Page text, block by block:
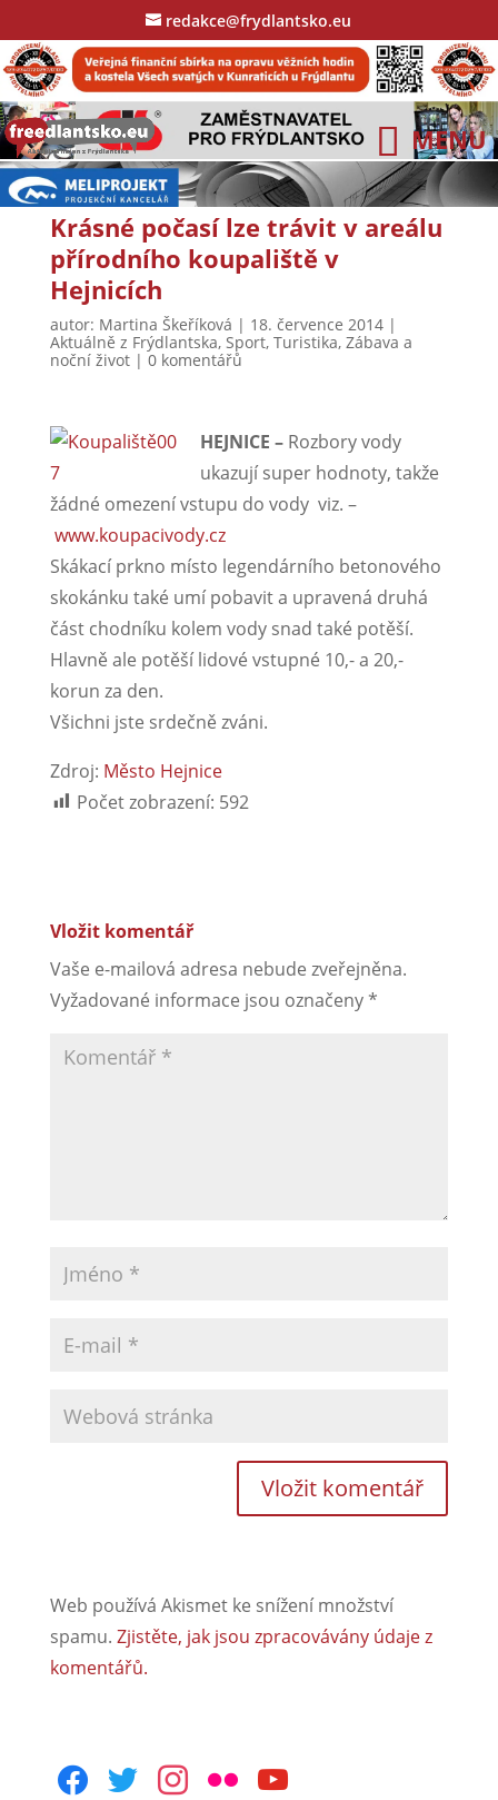
redakce@frydlantsko.eu
Krásné počasí lze trávit v areálu
přírodního koupaliště v
Hejnicích
autor: Martina Škeříková | 18. července 2014|
Aktuálně z Frýdlantska, Sport, Turistika, Zábava a
noční život| 0 komentářů
HEJNICE – Rozbory vody
ukazují super hodnoty, takže
žádné omezení vstupu do vody viz. –
www.koupacivody.cz
Skákací prkno místo legendárního betonového
skokánku také umí pobavit a upravená druhá
část chodníku kolem vody snad také potěší.
Hlavně ale potěší lidové vstupné 10,- a 20,-
korun za den.
Všichni jste srdečně zváni.
Zdroj: Město Hejnice
Počet zobrazení: 592
Vložit komentář
Vaše e-mailová adresa nebude zveřejněna.
Vyžadované informace jsou označeny*
Web používá Akismet ke snížení množství
spamu. Zjistěte, jak jsou zpracovávány údaje z
komentářů.
facebooktwitterinstagram
flickr youtube